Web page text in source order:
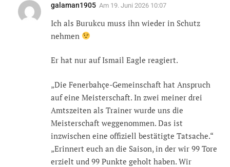
galaman1905 Am 19. Juni 2026 10:07
Ich als Burukcu muss ihn wieder in Schutz
nehmen
Er hat nur auf Ismail Eagle reagiert.
„Die Fenerbahçe-Gemeinschaft hat Anspruch
auf eine Meisterschaft. In zwei meiner drei
Amtszeiten als Trainer wurde uns die
Meisterschaft weggenommen. Das ist
inzwischen eine offiziell bestätigte Tatsache.“
„Erinnert euch an die Saison, in der wir 99 Tore
erzielt und 99 Punkte geholt haben. Wir